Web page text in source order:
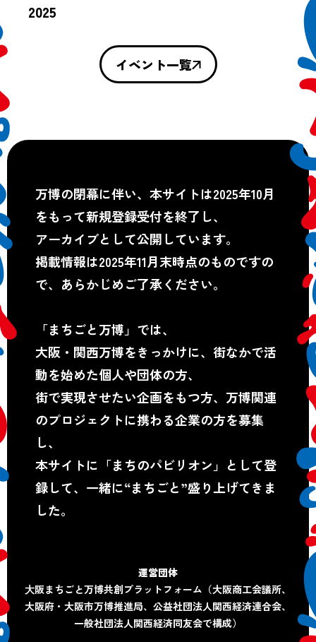
2025
イベント一覧
万博の閉幕に伴い、本サイトは2025年10月
をもって新規登録受付を終了し、
アーカイブとして公開しています。
掲載情報は2025年11月末時点のものですの
で、あらかじめご了承ください。
「まちごと万博」では、
大阪・関西万博をきっかけに、街なかで活
動を始めた個人や団体の方、
街で実現させたい企画をもつ方、万博関連
のプロジェクトに携わる企業の方を募集
し、
本サイトに「まちのパビリオン」として登
録して、一緒に“まちごと”盛り上げてきま
した。
運営団体
⼤阪まちごと万博共創プラットフォーム （大阪商工会議所、
大阪府・大阪市万博推進局、 公益社団法人関西経済連合会、
一般社団法人関西経済同友会で構成）